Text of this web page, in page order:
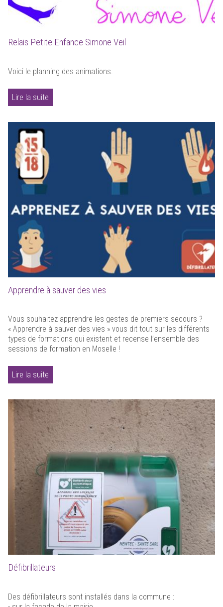
Relais Petite Enfance Simone Veil
Voici le planning des animations.
Lire la suite
Apprendre à sauver des vies
Vous souhaitez apprendre les gestes de premiers secours ?
« Apprendre à sauver des vies » vous dit tout sur les différents
types de formations qui existent et recense l’ensemble des
sessions de formation en Moselle !
Lire la suite
Défibrillateurs
Des défibrillateurs sont installés dans la commune :